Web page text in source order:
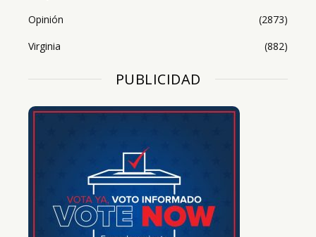
Opinión
(2873)
Virginia
(882)
PUBLICIDAD